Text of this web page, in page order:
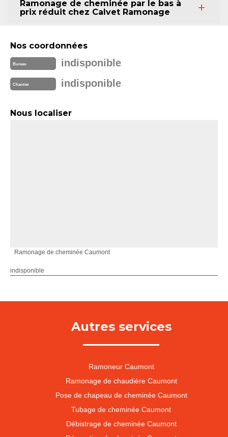
Ramonage de cheminée par le bas à
prix réduit chez Calvet Ramonage
Nos coordonnées
Bureau indisponible
Chantier indisponible
Nous localiser
Ramonage de cheminée Caumont
indisponible
Autres services
Ramoneur Caumont
Ramonage de chaudière Caumont
Pose de chapeau de cheminée Caumont
Tubage de cheminée Caumont
Débistrage de cheminée Caumont